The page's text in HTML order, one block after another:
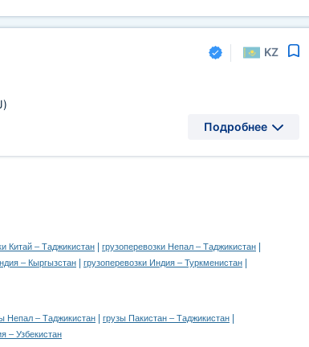
KZ
Подробнее
Китай – Таджикистан грузоперевозки Непал – Таджикистан
– Кыргызстан грузоперевозки Индия – Туркменистан
Непал – Таджикистан грузы Пакистан – Таджикистан
– Узбекистан